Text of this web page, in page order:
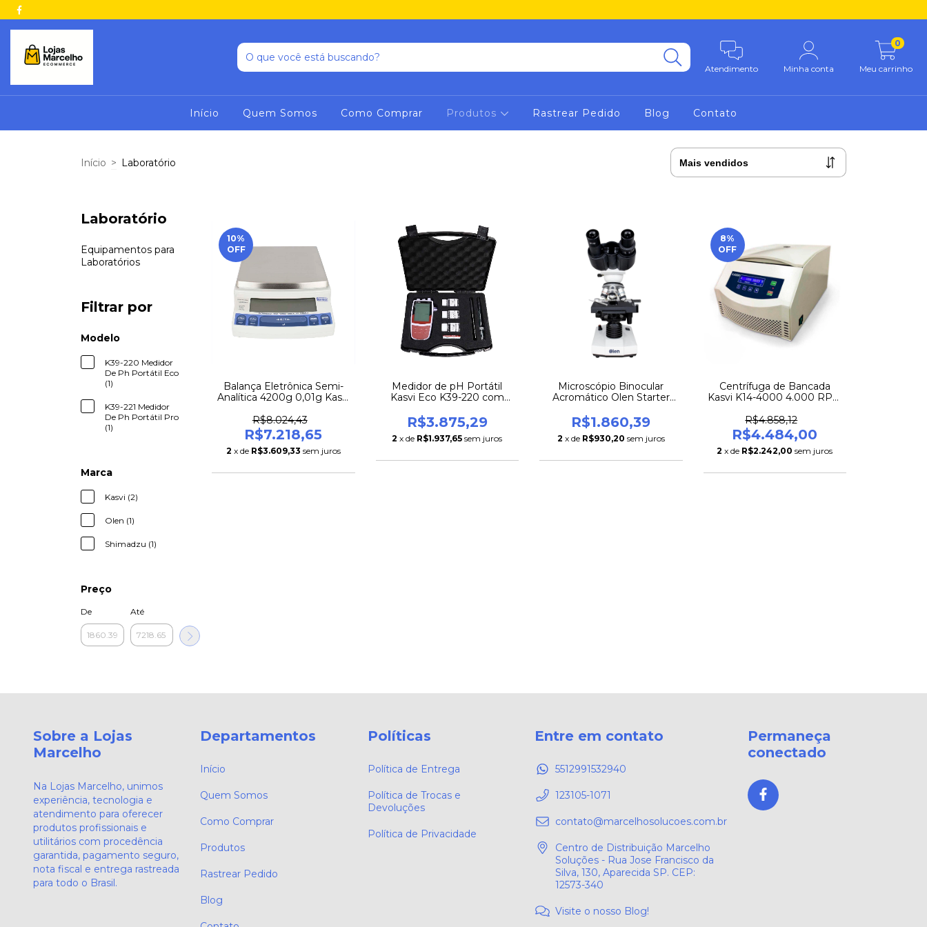
Atendimento Minha conta Meu carrinho
0
Início Quem Somos Como Comprar Produtos Rastrear Pedido Blog Contato
Início > Laboratório
Laboratório
Equipamentos para
Laboratórios
Filtrar por
Modelo
K39-220 Medidor
De Ph Portátil Eco
(1)
K39-221 Medidor
De Ph Portátil Pro
(1)
Marca
Kasvi (2)
Olen (1)
Shimadzu (1)
Preço
De Até
10%
OFF
Balança Eletrônica Semi-
Analítica 4200g 0,01g Kasvi
Externa
R$8.024,43
R$7.218,65
2 x de R$3.609,33 sem juros
Medidor de pH Portátil
Kasvi Eco K39-220 com
de Temperatura
R$3.875,29
2 x de R$1.937,65 sem juros
Microscópio Binocular
Acromático Olen Starter
R$1.860,39
2 x de R$930,20 sem juros
8%
OFF
Centrífuga de Bancada
Kasvi K14-4000 4.000 RPM
Registro ANVISA
R$4.858,12
R$4.484,00
2 x de R$2.242,00 sem juros
Sobre a Lojas
Marcelho
Na Lojas Marcelho, unimos
experiência, tecnologia e
atendimento para oferecer
produtos profissionais e
utilitários com procedência
garantida, pagamento seguro,
nota fiscal e entrega rastreada
para todo o Brasil.
Departamentos
Início
Quem Somos
Como Comprar
Produtos
Rastrear Pedido
Blog
Políticas
Política de Entrega
Política de Trocas e
Devoluções
Política de Privacidade
Entre em contato
5512991532940
123105-1071
contato@marcelhosolucoes.com.br
Centro de Distribuição Marcelho
Soluções - Rua Jose Francisco da
Silva, 130, Aparecida SP. CEP:
12573-340
Visite o nosso Blog!
Permaneça
conectado